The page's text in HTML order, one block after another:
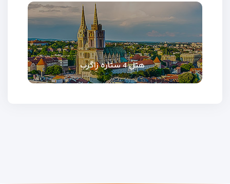
هتل 4 ستاره زاگرب